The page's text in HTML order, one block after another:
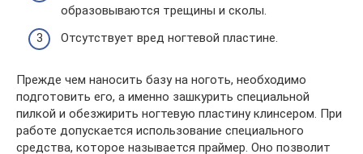
образовываются трещины и сколы.
Отсутствует вред ногтевой пластине.
Прежде чем наносить базу на ноготь, необходимо
подготовить его, а именно зашкурить специальной
пилкой и обезжирить ногтевую пластину клинсером. При
работе допускается использование специального
средства, которое называется праймер. Оно позволит